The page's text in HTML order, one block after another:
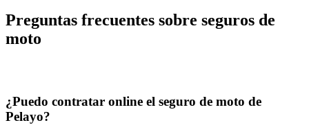
Preguntas frecuentes sobre seguros de
moto
¿Puedo contratar online el seguro de moto de
Pelayo?